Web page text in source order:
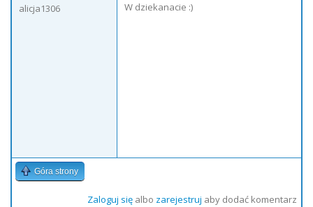
alicja1306
W dziekanacie :)
Góra strony
Zaloguj sięalbo zarejestruj aby dodać komentarz